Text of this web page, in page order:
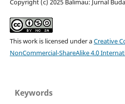
Copyright (c) 2025 Balimau: Jurnal
This work is licensed under aCreative
NonCommercial-ShareAlike 4.0
Keywords